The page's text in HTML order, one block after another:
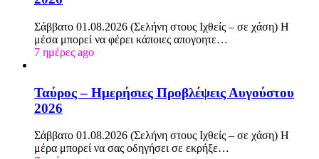
Σάββατο 01.08.2026 (Σελήνη στους Ιχθείς – σε χάση) Η
μέσα μπορεί να φέρει κάποιες απογοητε…
7 ημέρες ago
Ταύρος – Ημερήσιες Προβλέψεις Αυγούστου
2026
Σάββατο 01.08.2026 (Σελήνη στους Ιχθείς – σε χάση) Η
μέρα μπορεί να σας οδηγήσει σε εκρήξε…